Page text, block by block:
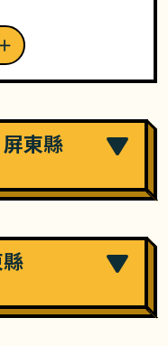
東縣